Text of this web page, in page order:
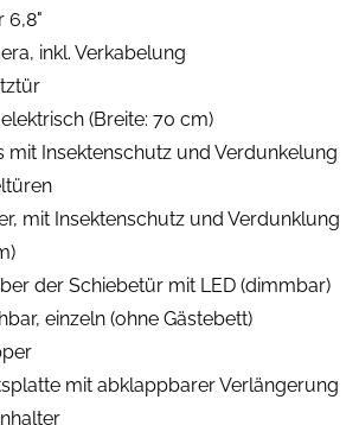
6,8"
inkl. Verkabelung
(Breite: 70 cm)
mit Insektenschutz und Verdunkelung
mit Insektenschutz und Verdunklung
der Schiebetür mit LED (dimmbar)
einzeln (ohne Gästebett)
mit abklappbarer Verlängerung